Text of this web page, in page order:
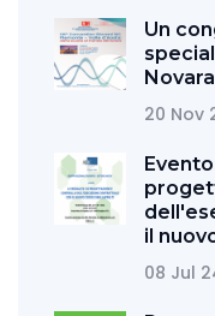
Un
20 Nov
il
08 Jul